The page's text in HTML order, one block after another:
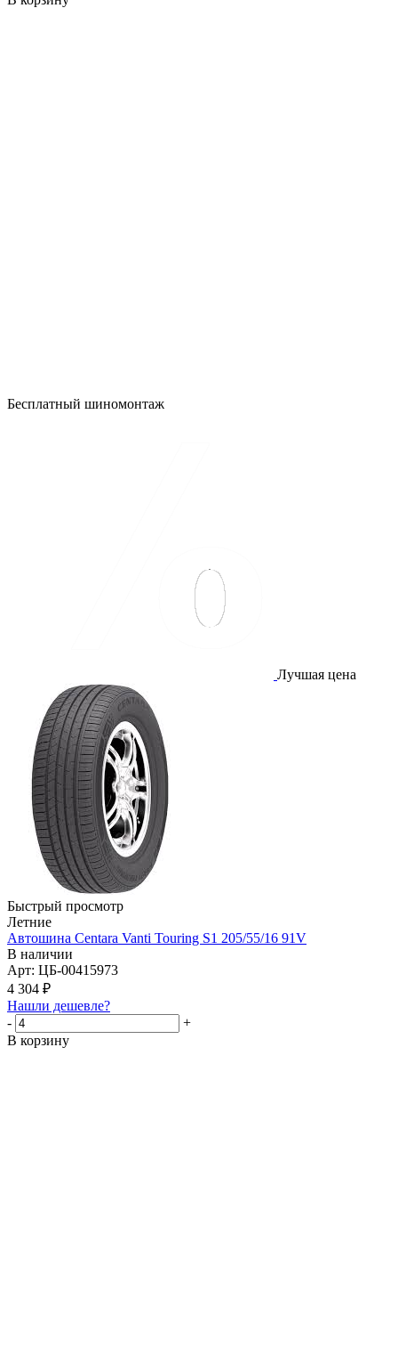
Бесплатный шиномонтаж
Лучшая цена
Быстрый просмотр
Летние
Автошина Centara Vanti Touring S1 205/55/16 91V
В наличии
Арт: ЦБ-00415973
4 304 ₽
Нашли дешевле?
-
+
В корзину